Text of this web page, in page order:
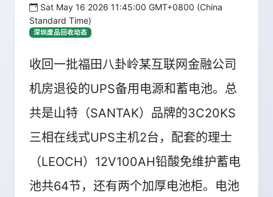
Sat May 16 2026 11:45:00 GMT+0800 (China
Standard Time)
深圳废品回收动态
收回一批福田八卦岭某互联网金融公司
机房退役的UPS备用电源和蓄电池。总
共是山特（SANTAK）品牌的3C20KS
三相在线式UPS主机2台，配套的理士
（LEOCH）12V100AH铅酸免维护蓄电
池共64节，还有两个加厚电池柜。电池